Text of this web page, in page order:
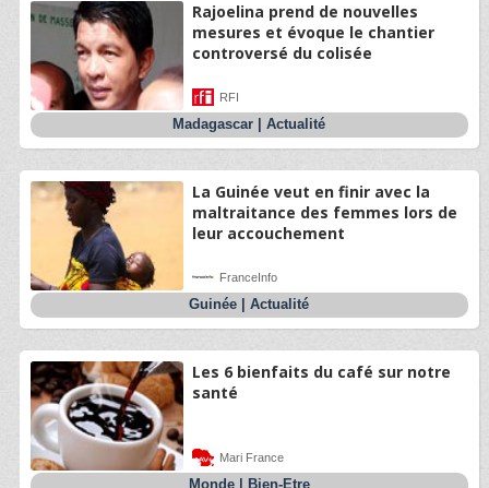
Rajoelina prend de nouvelles
mesures et évoque le chantier
controversé du colisée
RFI
Madagascar |Actualité
La Guinée veut en finir avec la
maltraitance des femmes lors de
leur accouchement
FranceInfo
Guinée |Actualité
Les 6 bienfaits du café sur notre
santé
Mari France
Monde| Bien-Etre